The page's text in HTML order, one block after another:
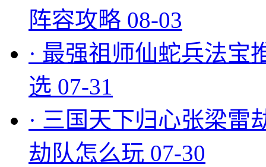
阵容攻略 08-03
· 最强祖师仙蛇兵法宝
选 07-31
· 三国天下归心张梁雷
劫队怎么玩 07-30